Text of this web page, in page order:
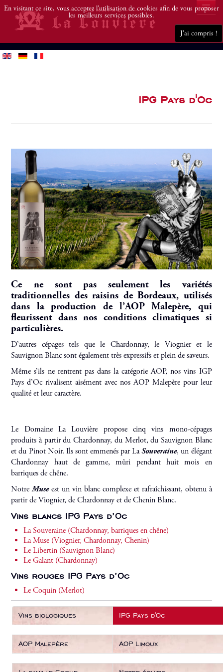
DOMAINE
VINS
IPG Pays d'Oc
Ce ne sont pas seulement les variétés
traditionnelles des raisins de Bordeaux, utilisés
dans la production de l’AOP Malepère, qui
fleurissent dans nos conditions climatiques si
particulières.
D’autres cépages tels que le Chardonnay, le Viognier et le
Sauvignon Blanc sont également très expressifs et plein de saveurs.
Même s’ils ne rentrent pas dans la catégorie AOP, nos vins IGP
Pays d’Oc rivalisent aisément avec nos AOP Malepère pour leur
qualité et leur caractère.
Le Domaine La Louvière propose cinq vins mono-cépages
produits à partir du Chardonnay, du Merlot, du Sauvignon Blanc
et du Pinot Noir. Ils sont emmenés par LaSouveraine, un élégant
Chardonnay haut de gamme, mûri pendant huit mois en
barriques de chêne.
NotreMuseest un vin blanc complexe et rafraîchissant, obtenu à
partir de Viognier, de Chardonnay et de Chenin Blanc.
Vins blancs IPG Pays d’Oc
La Souveraine (Chardonnay, barriques en chêne)
La Muse (Viognier, Chardonnay, Chenin)
Le Libertin (Sauvignon Blanc)
Le Galant (Chardonnay)
Vins rouges IPG Pays d’Oc
Le Coquin (Merlot)
Vins biologiques IPG Pays d'Oc
AOP Malepère AOP Limoux
En visitant ce site, vous acceptez l'utilisation de cookies afin de vous proposer
les meilleurs services possibles.
J'ai compris !